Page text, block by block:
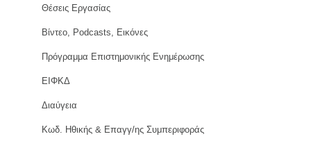
Θέσεις Εργασίας
Βίντεο, Podcasts, Εικόνες
Πρόγραμμα Επιστημονικής Ενημέρωσης
ΕΙΦΚΔ
Διαύγεια
Κωδ. Ηθικής & Επαγγ/ης Συμπεριφοράς